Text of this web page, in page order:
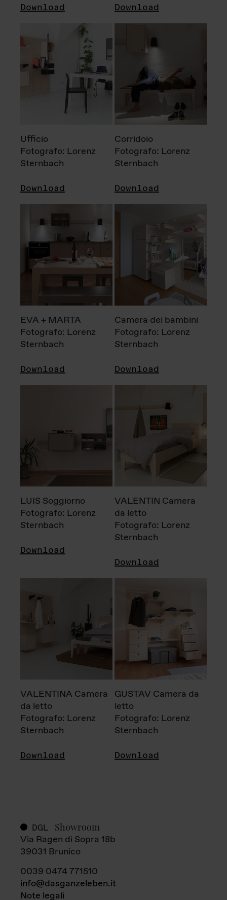
Download Download
Ufficio
Fotografo: Lorenz
Sternbach
Download
Corridoio
Fotografo: Lorenz
Sternbach
Download
EVA + MARTA
Fotografo: Lorenz
Sternbach
Download
Camera dei bambini
Fotografo: Lorenz
Sternbach
Download
LUIS Soggiorno
Fotografo: Lorenz
Sternbach
Download
VALENTIN Camera
da letto
Fotografo: Lorenz
Sternbach
Download
VALENTINA Camera
da letto
Fotografo: Lorenz
Sternbach
Download
GUSTAV Camera da
letto
Fotografo: Lorenz
Sternbach
Download
DGL Showroom
Via Ragen di Sopra 18b
39031 Brunico
0039 0474 771510
info@dasganzeleben.it
Note legali